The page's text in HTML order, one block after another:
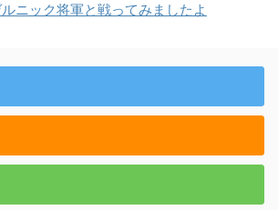
ニック将軍と戦ってみましたよ